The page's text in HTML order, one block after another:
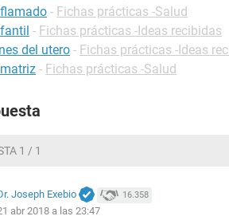
- Fichas prácticas -Salud
- Fichas prácticas -Ideas recibidas
del utero - Fichas prácticas -Ideas
- Fichas prácticas -Salud
1 / 1
Joseph Exebio 16.358
abr 2018 a las 23:47